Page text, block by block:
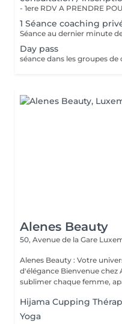
1 Séance coaching
Séance au dernier minute
Day pass
Alenes Beauty
50, Avenue de la Gare
Alenes Beauty : Votre
d'élégance Bienvenue chez Alenes Beauty, un lieu pensé pour
sublimer chaque femme,
Hijama Cupping
Yoga